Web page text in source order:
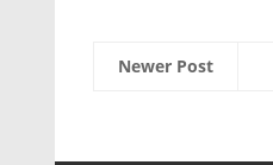
Newer Post